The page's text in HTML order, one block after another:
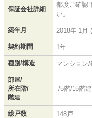
保証会社詳細
都度ご確認
い。
築年月 2018年 1月
契約期間 1年
種別/構造 マンション/
部屋/
所在階/
階建
-/5階/15階建
総戸数 148戸